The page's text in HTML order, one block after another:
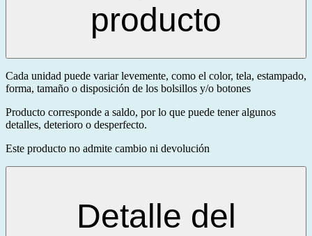
producto
Cada unidad puede variar levemente, como el color, tela, estampado,
forma, tamaño o disposición de los bolsillos y/o botones
Producto corresponde a saldo, por lo que puede tener algunos
detalles, deterioro o desperfecto.
Este producto no admite cambio ni devolución
Detalle del